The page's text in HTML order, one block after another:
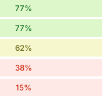
77%
77%
62%
38%
15%